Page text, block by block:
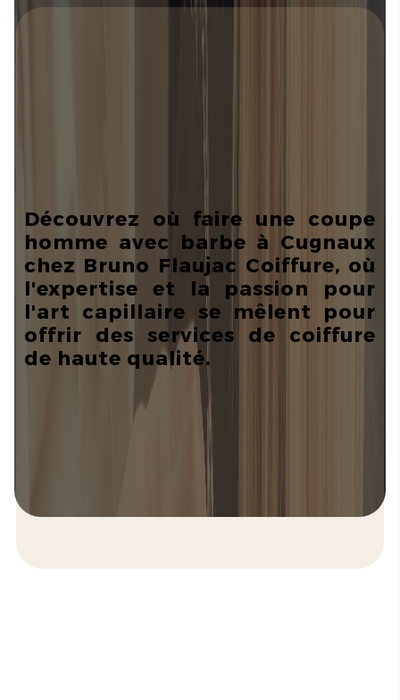
Découvrez où faire une coupe
homme avec barbe à Cugnaux
chez Bruno Flaujac Coiffure, où
l'expertise et la passion pour
l'art capillaire se mêlent pour
offrir des services de coiffure
de haute qualité.